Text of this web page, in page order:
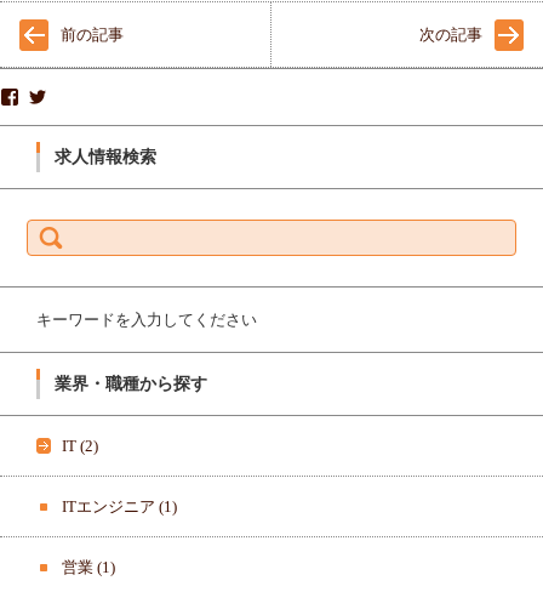
前の記事 次の記事
株
会
リ
グ
ー
1
3
ん
S
R
N
B
A
R
D
K
さ
ん
ロ
フ
ル
を
T
i
t
r
求人情報検索
索:
キーワードを入力してください
業界・職種から探す
IT (2)
ITエンジニア (1)
営業 (1)